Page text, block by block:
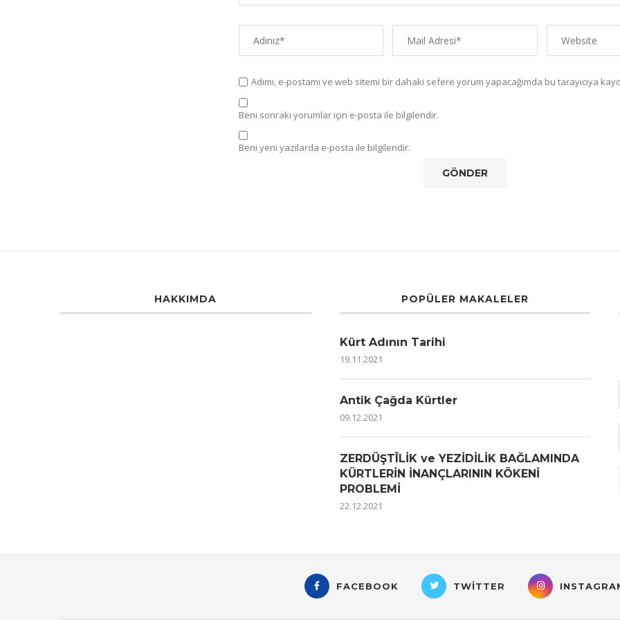
Adımı, e-postamı ve web sitemi bir dahaki sefere yorum yapacağımda bu tarayıcıya
Beni sonraki yorumlar için e-posta ile bilgilendir.
Beni yeni yazılarda e-posta ile bilgilendir.
HAKKIMDA POPÜLER MAKALELER
Kürt Adının Tarihi
19.11.2021
Antik Çağda Kürtler
09.12.2021
ZERDÜŞTÎLİK ve YEZİDİLİK BAĞLAMINDA
KÜRTLERİN İNANÇLARININ KÖKENİ
PROBLEMİ
22.12.2021
FACEBOOK TWITTER